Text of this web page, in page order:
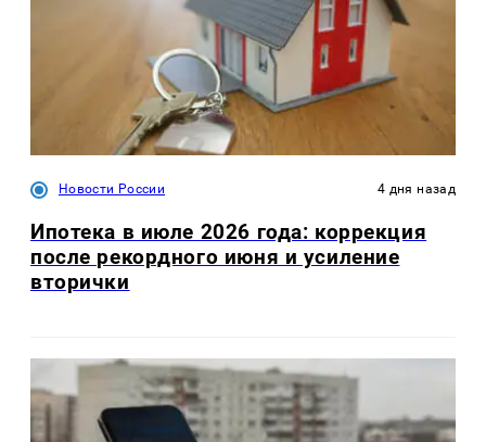
Новости России 4 дня назад
Ипотека в июле 2026 года: коррекция
после рекордного июня и усиление
вторички